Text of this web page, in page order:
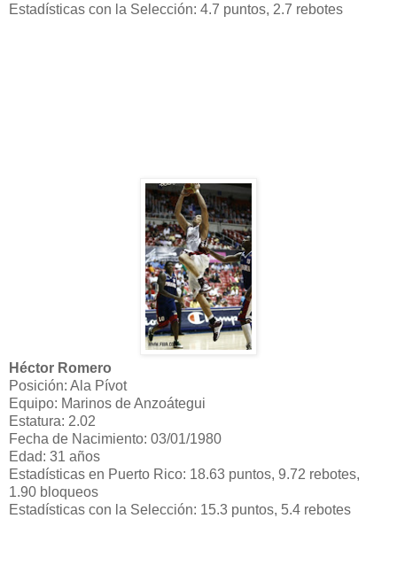
Estadísticas con la Selección: 4.7 puntos, 2.7 rebotes
Héctor Romero
Posición: Ala Pívot
Equipo: Marinos de Anzoátegui
Estatura: 2.02
Fecha de Nacimiento: 03/01/1980
Edad: 31 años
Estadísticas en Puerto Rico: 18.63 puntos, 9.72 rebotes,
1.90 bloqueos
Estadísticas con la Selección: 15.3 puntos, 5.4 rebotes